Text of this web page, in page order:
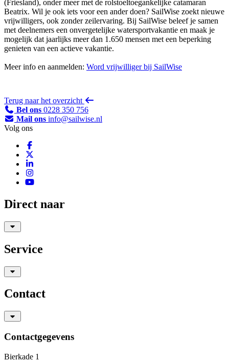
(Friesland), onder meer met de rolstoeltoegankelijke catamaran
Beatrix. Wil je ook iets voor een ander doen? SailWise zoekt nieuwe
vrijwilligers, ook zonder zeilervaring. Bij SailWise beleef je samen
met deelnemers een onvergetelijke watersportvakantie en maak je
mogelijk dat jaarlijks meer dan 1.650 mensen met een beperking
genieten van een actieve vakantie.
Meer info en aanmelden: Word vrijwilliger bij SailWise
Terug naar het overzicht
Bel ons 0228 350 756
Mail ons info@sailwise.nl
Volg ons
Direct naar
Service
Contact
Contactgegevens
Bierkade 1